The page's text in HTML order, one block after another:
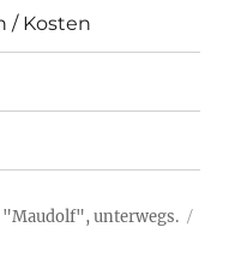
/ Kosten
unterwegs.